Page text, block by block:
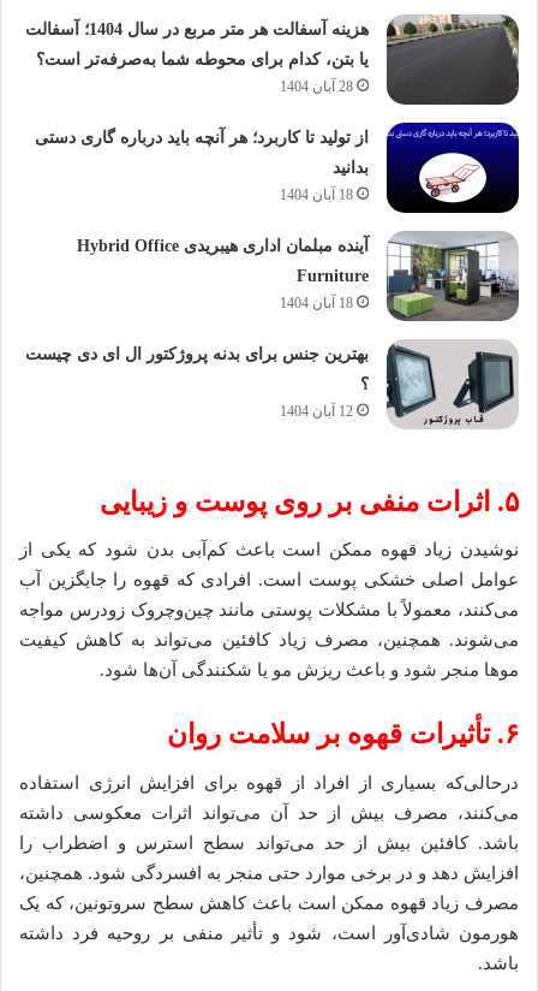
هزینه آسفالت هر متر مربع در سال 1404؛ آسفالت
یا بتن، کدام برای محوطه شما به‌صرفه‌تر است؟
28 آبان 1404
از تولید تا کاربرد؛ هر آنچه باید درباره گاری دستی
بدانید
18 آبان 1404
آینده مبلمان اداری هیبریدی Hybrid Office
Furniture
18 آبان 1404
بهترین جنس برای بدنه پروژکتور ال ای دی چیست
؟
12 آبان 1404
۵. اثرات منفی بر روی پوست و زیبایی
نوشیدن زیاد قهوه ممکن است باعث کم‌آبی بدن شود که یکی از
عوامل اصلی خشکی پوست است. افرادی که قهوه را جایگزین آب
می‌کنند، معمولاً با مشکلات پوستی مانند چین‌وچروک زودرس مواجه
می‌شوند. همچنین، مصرف زیاد کافئین می‌تواند به کاهش کیفیت
موها منجر شود و باعث ریزش مو یا شکنندگی آن‌ها شود.
۶. تأثیرات قهوه بر سلامت روان
درحالی‌که بسیاری از افراد از قهوه برای افزایش انرژی استفاده
می‌کنند، مصرف بیش از حد آن می‌تواند اثرات معکوسی داشته
باشد. کافئین بیش از حد می‌تواند سطح استرس و اضطراب را
افزایش دهد و در برخی موارد حتی منجر به افسردگی شود. همچنین،
مصرف زیاد قهوه ممکن است باعث کاهش سطح سروتونین، که یک
هورمون شادی‌آور است، شود و تأثیر منفی بر روحیه فرد داشته
باشد.